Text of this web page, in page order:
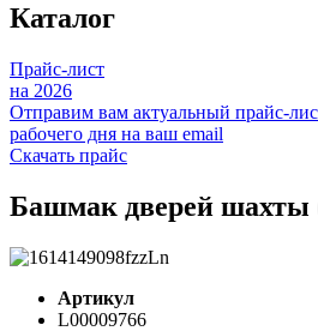
Каталог
Прайс-лист
на 2026
Отправим вам актуальный прайс-
рабочего дня на ваш email
Скачать прайс
Башмак дверей шахты
Артикул
L00009766